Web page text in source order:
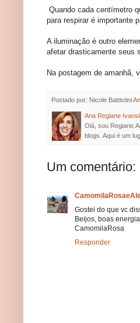
Quando cada centímetro
para respirar é importante
A iluminação é outro
afetar drasticamente seus
Na postagem de amanhã,
Postado por: Nicole Battistini
Ana Regiane
Olá, sou
blogs. Aqui é um
Um comentário:
Gostei do que vc
Beijos, boas
CamomilaRosa
Responder